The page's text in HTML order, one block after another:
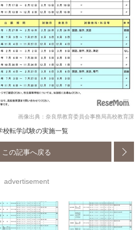
画像出典：奈良県教育委員会事務局高校教育課
校転学試験の実施一覧
この記事へ戻る
advertisement